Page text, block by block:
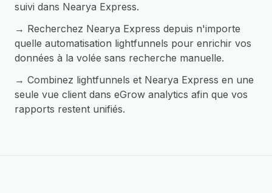
suivi dans Nearya Express.
→ Recherchez Nearya Express depuis n'importe
quelle automatisation lightfunnels pour enrichir vos
données à la volée sans recherche manuelle.
→ Combinez lightfunnels et Nearya Express en une
seule vue client dans eGrow analytics afin que vos
rapports restent unifiés.